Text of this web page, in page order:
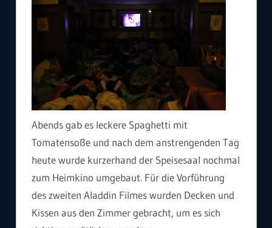
Abends gab es leckere Spaghetti mit
Tomatensoße und nach dem anstrengenden Tag
heute wurde kurzerhand der Speisesaal nochmal
zum Heimkino umgebaut. Für die Vorführung
des zweiten Aladdin Filmes wurden Decken und
Kissen aus den Zimmer gebracht, um es sich